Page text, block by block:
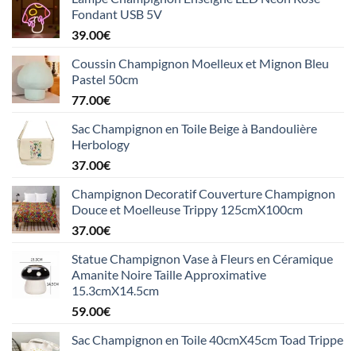
Fondant USB 5V
39.00€
Coussin Champignon Moelleux et Mignon Bleu
Pastel 50cm
77.00€
Sac Champignon en Toile Beige à Bandoulière
Herbology
37.00€
Champignon Decoratif Couverture Champignon
Douce et Moelleuse Trippy 125cmX100cm
37.00€
Statue Champignon Vase à Fleurs en Céramique
Amanite Noire Taille Approximative
15.3cmX14.5cm
59.00€
Sac Champignon en Toile 40cmX45cm Toad Trippe